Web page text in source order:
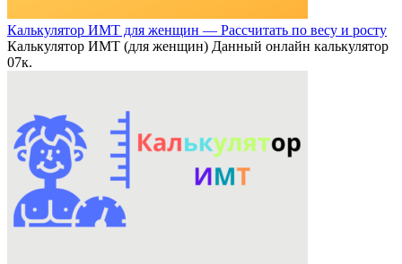
Калькулятор ИМТ для женщин — Рассчитать по весу и росту
Калькулятор ИМТ (для женщин) Данный онлайн калькулятор
07к.